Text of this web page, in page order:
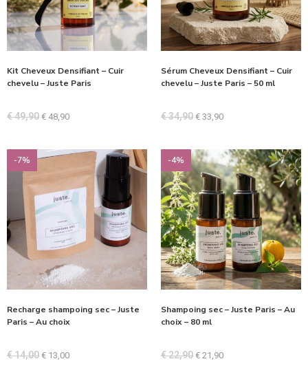
Kit Cheveux Densifiant – Cuir
chevelu – Juste Paris
€49,90 € 48,90
Sérum Cheveux Densifiant – Cuir
chevelu – Juste Paris – 50 ml
€34,90 € 33,90
-7%
Recharge shampoing sec – Juste
Paris – Au choix
€14,00 € 13,00
-4%
Shampoing sec – Juste Paris – Au
choix – 80 ml
€22,90 € 21,90